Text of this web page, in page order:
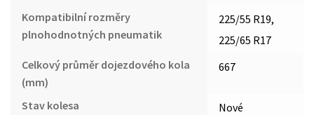
Kompatibilní rozměry
plnohodnotných pneumatik
225/55 R19,
225/65 R17
Celkový průměr dojezdového kola
(mm)
667
Stav kolesa
Nové